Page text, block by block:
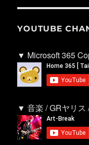
YOUTUBE
▼ Microsoft 365
▼ 音楽 / GRヤリス